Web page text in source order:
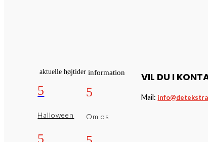
aktuelle højtider
5
Halloween
5
information
5
Om os
VIL DU I
Mail: